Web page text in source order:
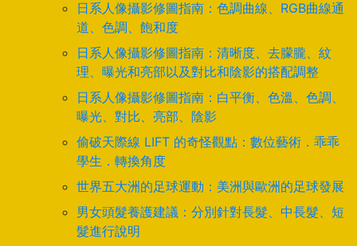
日系人像攝影修圖指南：色調曲線、RGB曲線通
道、色調、飽和度
日系人像攝影修圖指南：清晰度、去朦朧、紋
理、曝光和亮部以及對比和陰影的搭配調整
日系人像攝影修圖指南：白平衡、色溫、色調、
曝光、對比、亮部、陰影
偷破天際線 LIFT 的奇怪觀點：數位藝術．乖乖
學生．轉換角度
世界五大洲的足球運動：美洲與歐洲的足球發展
男女頭髮養護建議：分別針對長髮、中長髮、短
髮進行說明